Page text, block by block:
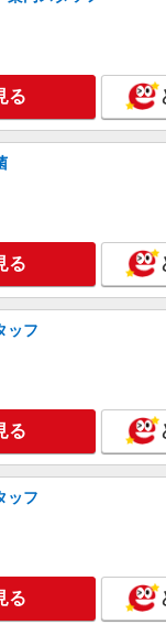
績 ※処遇改善手当は試
よ風：RO16743
イサービス 介護スタ
【月給】244,320円〜269,320
改善手当：34,320円 ▼下記別途支給 通勤手当
年末年始手当：380円/時 寸志あり：年2回（6月・
月） ※業績による 特別
額130万円） ※2025年6月支
【月給】254,320円〜294,320
12月） ※業績による 特
額130万円） ※2025年6月支
当は試用期間中(3ヶ月)
る
る
ッフ
る
ッフ
る